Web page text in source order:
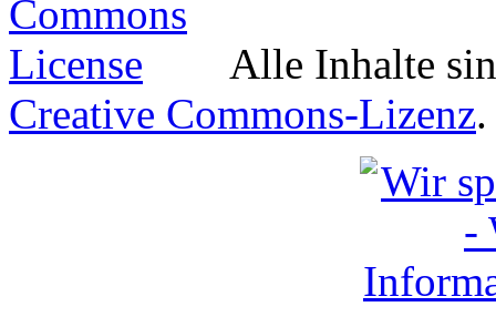
Alle Inhalte
Creative Commons-Lizenz.